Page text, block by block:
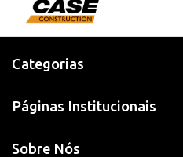
Categorias
Páginas Institucionais
Sobre Nós